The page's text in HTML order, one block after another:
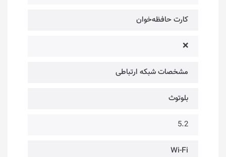
کارت حافظه‌خوان
❌
مشخصات شبکه ارتباطی
بلوتوث
5.2
Wi-Fi